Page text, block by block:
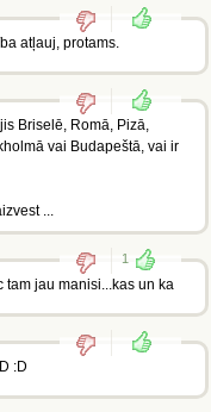
atļauj, protams.
Briselē, Romā, Pizā,
vai Budapeštā, vai ir
...
1
jau manisi...kas un ka
:D